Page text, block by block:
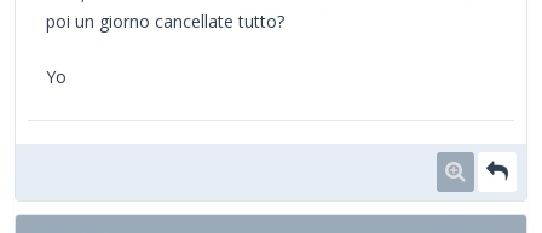
poi un giorno cancellate tutto?
Yo